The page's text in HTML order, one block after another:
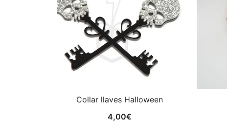
Collar llaves Halloween
4,00€